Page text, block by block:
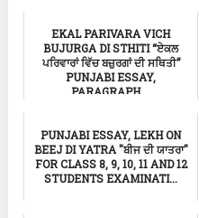
EKAL PARIVARA VICH
BUJURGA DI STHITI “ਏਕਲ
ਪਰਿਵਾਰਾਂ ਵਿੱਚ ਬਜ਼ੁਰਗਾਂ ਦੀ ਸਥਿਤੀ”
PUNJABI ESSAY,
PARAGRAPH,...
PUNJABI ESSAY, LEKH ON
BEEJ DI YATRA "ਬੀਜ ਦੀ ਯਾਤਰਾ"
FOR CLASS 8, 9, 10, 11 AND 12
STUDENTS EXAMINATI...